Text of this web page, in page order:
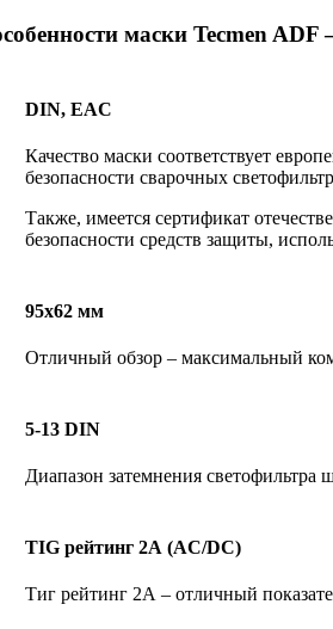
маски Tecmen ADF
DIN, EAC
Качество маски соответствует
безопасности сварочных
Также, имеется сертификат
безопасности средств защиты,
95х62 мм
Отличный обзор – максимальный
5-13 DIN
Диапазон затемнения светофильтра
TIG рейтинг 2А (AC/DC)
Тиг рейтинг 2А – отличный